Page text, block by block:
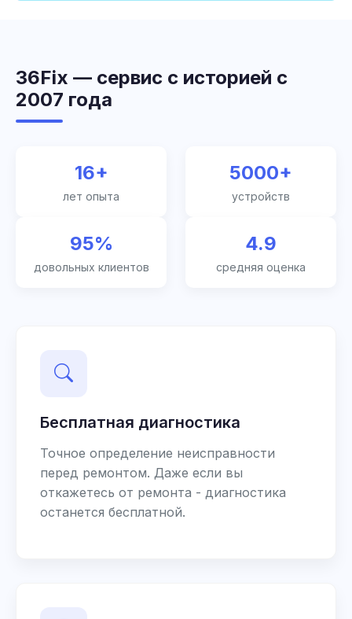
36Fix — сервис с историей с
2007 года
16+
лет опыта
5000+
устройств
95%
довольных клиентов
4.9
средняя оценка
Бесплатная диагностика
Точное определение неисправности
перед ремонтом. Даже если вы
откажетесь от ремонта - диагностика
останется бесплатной.